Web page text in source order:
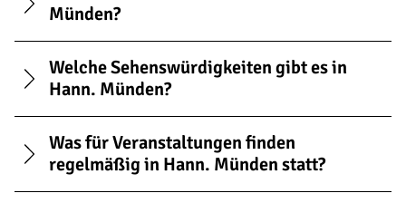
Münden?
Welche Sehenswürdigkeiten gibt es in
Hann. Münden?
Was für Veranstaltungen finden
regelmäßig in Hann. Münden statt?